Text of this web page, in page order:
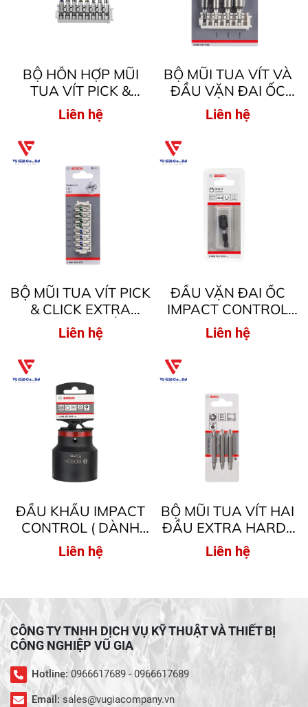
BỘ HỖN HỢP MŨI
TUA VÍT PICK &
CLICK EXTRA HARD
VÀ MŨI KHOAN HSS
IMPACT, 8 CHIẾC (
DÀNH CHO MÁY BẮT
VÍT )
Liên hệ
BỘ MŨI TUA VÍT VÀ
ĐẦU VẶN ĐAI ỐC
PICK & CLICK EXTRA
HARD, 4 CHIẾC (
DÀNH CHO MÁY BẮT
Liên hệ
BỘ MŨI TUA VÍT PICK
& CLICK EXTRA
HARD, 8 CHIẾC (
DÀNH CHO MÁY BẮT
Liên hệ
ĐẦU VẶN ĐAI ỐC
IMPACT CONTROL
PICK AND CLICK (
DÀNH CHO MÁY
KHOAN/BẮT VÍT
XOAY, DÀNH CHO
MÁY KHOAN/BẮT VÍT
ĐỘNG LỰC, DÀNH
CHO MÁY BẮT VÍT )
Liên hệ
ĐẦU KHẨU IMPACT
CONTROL ( DÀNH
CHO MÁY
KHOAN/BẮT VÍT
ĐỘNG LỰC, DÀNH
CHO MÁY BẮT VÍT )
Liên hệ
BỘ MŨI TUA VÍT HAI
ĐẦU EXTRA HARD (
DÀNH CHO MÁY
KHOAN/BẮT VÍT
Liên hệ
CÔNG TY TNHH DỊCH VỤ KỸ THUẬT VÀ THIẾT BỊ
CÔNG NGHIỆP VŨ GIA
Hotline: 0966617689 - 0966617689
Email: sales@vugiacompany.vn